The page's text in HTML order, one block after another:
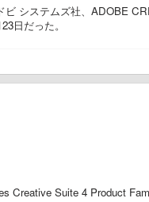
システムズ社、ADOBE
日だった。
Creative Suite 4 Product